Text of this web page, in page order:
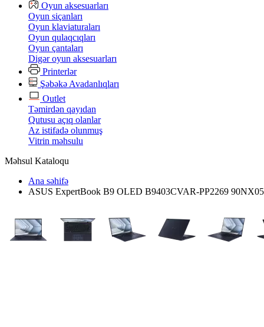
Oyun aksesuarları
Oyun siçanları
Oyun klaviaturaları
Oyun qulaqcıqları
Oyun çantaları
Digər oyun aksesuarları
Printerlər
Şəbəkə Avadanlıqları
Outlet
Təmirdən qayıdan
Qutusu açıq olanlar
Az istifadə olunmuş
Vitrin məhsulu
Məhsul Kataloqu
Ana səhifə
ASUS ExpertBook B9 OLED B9403CVAR-PP2269